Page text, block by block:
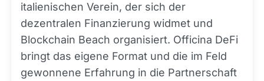
italienischen Verein, der sich der
dezentralen Finanzierung widmet und
Blockchain Beach organisiert. Officina DeFi
bringt das eigene Format und die im Feld
gewonnene Erfahrung in die Partnerschaft